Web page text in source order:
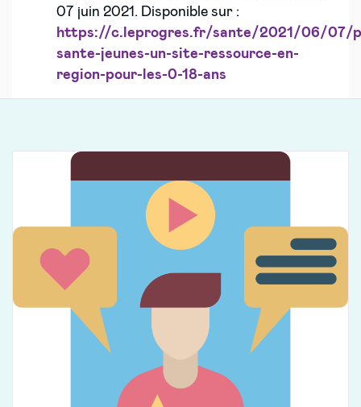
07 juin 2021. Disponible sur :
https://c.leprogres.fr/sante/2021/06/07/
sante-jeunes-un-site-ressource-en-
region-pour-les-0-18-ans